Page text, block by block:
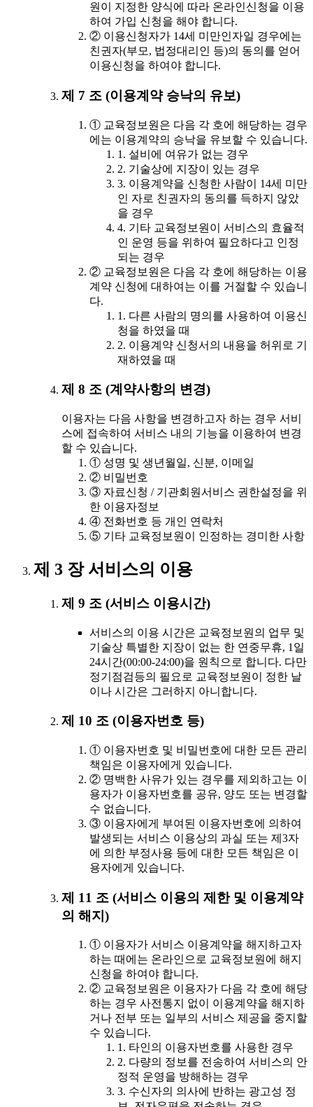
원이 지정한 양식에 따라 온라인신청을 이용
하여 가입 신청을 해야 합니다.
② 이용신청자가 14세 미만인자일 경우에는
친권자(부모, 법정대리인 등)의 동의를 얻어
이용신청을 하여야 합니다.
제 7 조 (이용계약 승낙의 유보)
① 교육정보원은 다음 각 호에 해당하는 경우
에는 이용계약의 승낙을 유보할 수 있습니다.
1. 설비에 여유가 없는 경우
2. 기술상에 지장이 있는 경우
3. 이용계약을 신청한 사람이 14세 미만
인 자로 친권자의 동의를 득하지 않았
을 경우
4. 기타 교육정보원이 서비스의 효율적
인 운영 등을 위하여 필요하다고 인정
되는 경우
② 교육정보원은 다음 각 호에 해당하는 이용
계약 신청에 대하여는 이를 거절할 수 있습니
다.
1. 다른 사람의 명의를 사용하여 이용신
청을 하였을 때
2. 이용계약 신청서의 내용을 허위로 기
재하였을 때
제 8 조 (계약사항의 변경)
이용자는 다음 사항을 변경하고자 하는 경우 서비
스에 접속하여 서비스 내의 기능을 이용하여 변경
할 수 있습니다.
① 성명 및 생년월일, 신분, 이메일
② 비밀번호
③ 자료신청 / 기관회원서비스 권한설정을 위
한 이용자정보
④ 전화번호 등 개인 연락처
⑤ 기타 교육정보원이 인정하는 경미한 사항
제 3 장 서비스의 이용
제 9 조 (서비스 이용시간)
서비스의 이용 시간은 교육정보원의 업무 및
기술상 특별한 지장이 없는 한 연중무휴, 1일
24시간(00:00-24:00)을 원칙으로 합니다. 다만
정기점검등의 필요로 교육정보원이 정한 날
이나 시간은 그러하지 아니합니다.
제 10 조 (이용자번호 등)
① 이용자번호 및 비밀번호에 대한 모든 관리
책임은 이용자에게 있습니다.
② 명백한 사유가 있는 경우를 제외하고는 이
용자가 이용자번호를 공유, 양도 또는 변경할
수 없습니다.
③ 이용자에게 부여된 이용자번호에 의하여
발생되는 서비스 이용상의 과실 또는 제3자
에 의한 부정사용 등에 대한 모든 책임은 이
용자에게 있습니다.
제 11 조 (서비스 이용의 제한 및 이용계약
의 해지)
① 이용자가 서비스 이용계약을 해지하고자
하는 때에는 온라인으로 교육정보원에 해지
신청을 하여야 합니다.
② 교육정보원은 이용자가 다음 각 호에 해당
하는 경우 사전통지 없이 이용계약을 해지하
거나 전부 또는 일부의 서비스 제공을 중지할
수 있습니다.
1. 타인의 이용자번호를 사용한 경우
2. 다량의 정보를 전송하여 서비스의 안
정적 운영을 방해하는 경우
3. 수신자의 의사에 반하는 광고성 정